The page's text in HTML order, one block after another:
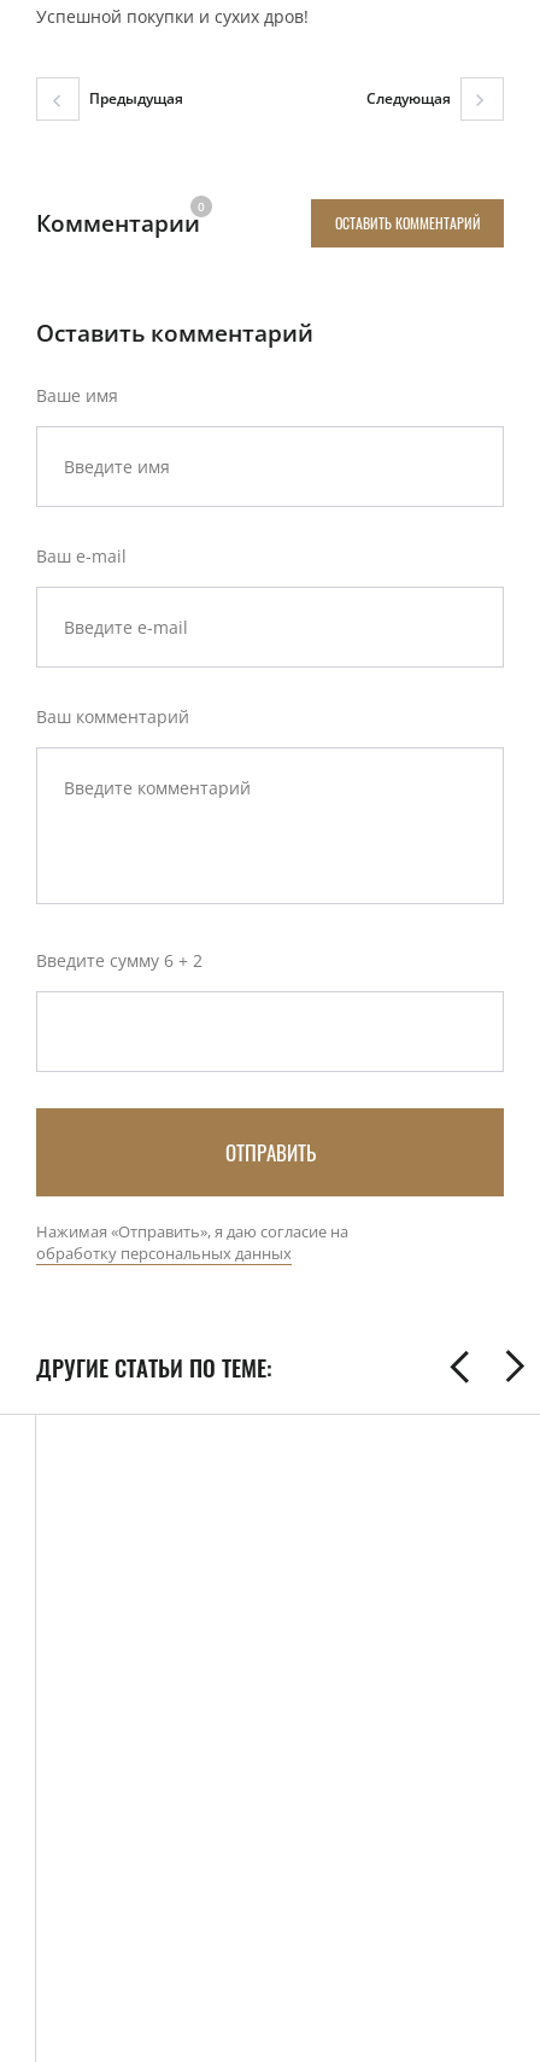
Успешной покупки и сухих дров!
Предыдущая Следующая
Комментарии
0
ОСТАВИТЬ КОММЕНТАРИЙ
Оставить комментарий
Ваше имя
Ваш e-mail
Ваш комментарий
Введите сумму 6 + 2
ОТПРАВИТЬ
Нажимая «Отправить», я даю согласие на
обработку персональных данных
ДРУГИЕ СТАТЬИ ПО ТЕМЕ: